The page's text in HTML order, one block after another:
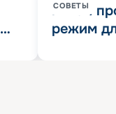
СОВЕТЫ
Китай
режим